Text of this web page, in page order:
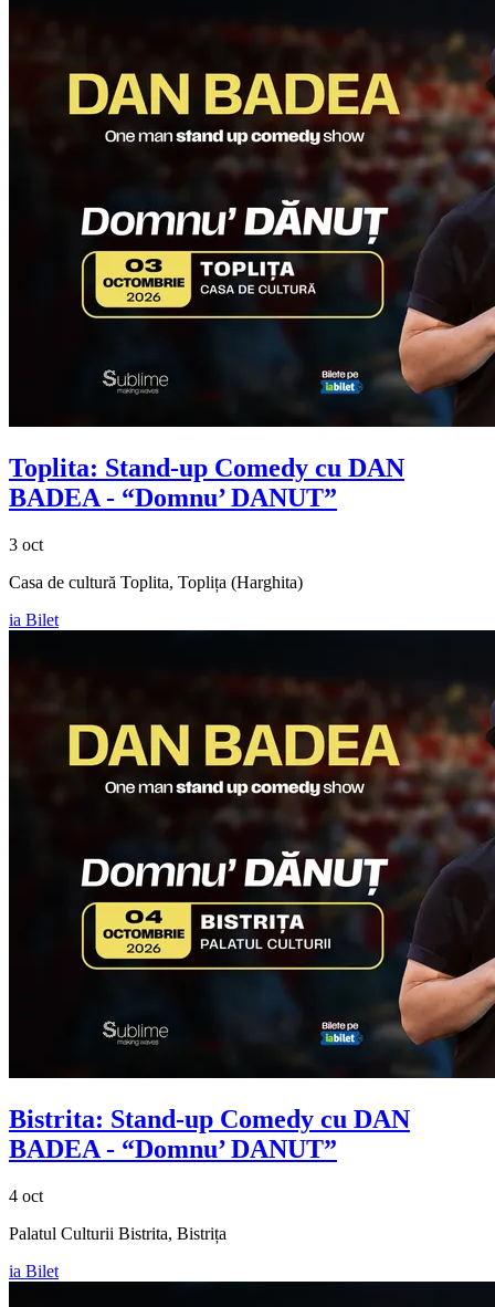
Toplita: Stand-up Comedy cu DAN
BADEA- “Domnu’ DANUT”
3 oct
Casa de cultură Toplita, Toplița (Harghita)
ia Bilet
Bistrita: Stand-up Comedy cu DAN
BADEA - “Domnu’ DANUT”
4 oct
Palatul Culturii Bistrita, Bistrița
ia Bilet